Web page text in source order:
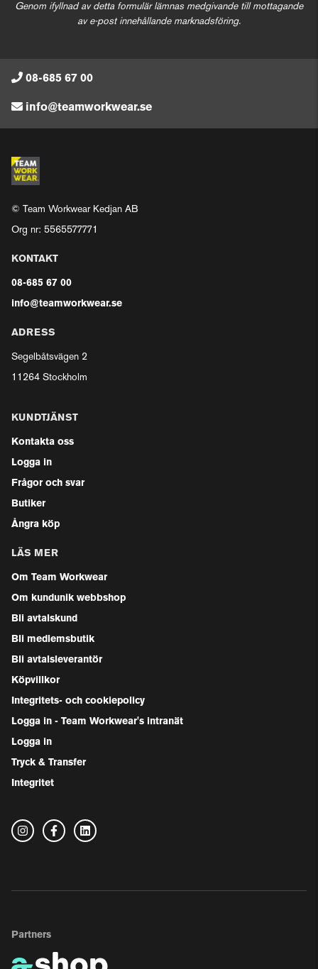
Genom ifyllnad av detta formulär lämnas medgivande till mottagande
av e-post innehållande marknadsföring.
08-685 67 00
info@teamworkwear.se
© Team Workwear Kedjan AB
Org nr: 5565577771
KONTAKT
08-685 67 00
info@teamworkwear.se
ADRESS
Segelbåtsvägen 2
11264 Stockholm
KUNDTJÄNST
Kontakta oss
Logga in
Frågor och svar
Butiker
Ångra köp
LÄS MER
Om Team Workwear
Om kundunik webbshop
Bli avtalskund
Bli medlemsbutik
Bli avtalsleverantör
Köpvillkor
Integritets- och cookiepolicy
Logga in - Team Workwear's intranät
Logga in
Tryck & Transfer
Integritet
Partners